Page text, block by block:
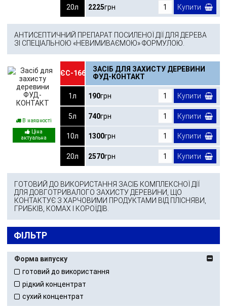
20л 2225грн Купити
АНТИСЕПТИЧНИЙ ПРЕПАРАТ ПОСИЛЕНОЇ ДІЇ ДЛЯ ДЕРЕВА
ЗІ СПЕЦІАЛЬНОЮ «НЕВИМИВАЄМОЮ» ФОРМУЛОЮ.
В наявності
ЄС-166
ЗАСІБ ДЛЯ ЗАХИСТУ ДЕРЕВИНИ
ФУД-КОНТАКТ
1л 190грн Купити
5л 740грн Купити
10л 1300грн Купити
20л 2570грн Купити
ГОТОВИЙ ДО ВИКОРИСТАННЯ ЗАСІБ КОМПЛЕКСНОЇ ДІЇ
ДЛЯ ДОВГОТРИВАЛОГО ЗАХИСТУ ДЕРЕВИНИ, ЩО
КОНТАКТУЄ З ХАРЧОВИМИ ПРОДУКТАМИ ВІД ПЛІСНЯВИ,
ГРИБКІВ, КОМАХ І КОРОЇДІВ.
ФІЛЬТР
Форма випуску
готовий до використання
рідкий концентрат
сухий концентрат